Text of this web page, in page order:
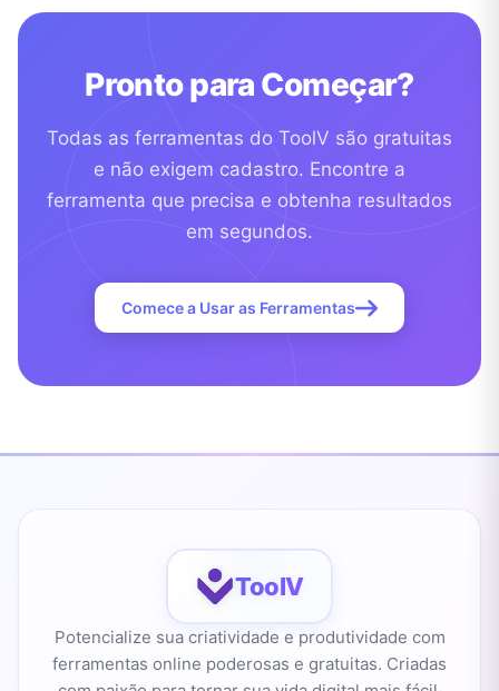
Pronto para Começar?
Todas as ferramentas do ToolV são gratuitas
e não exigem cadastro. Encontre a
ferramenta que precisa e obtenha resultados
em segundos.
Comece a Usar as Ferramentas
ToolV
Potencialize sua criatividade e produtividade com
ferramentas online poderosas e gratuitas. Criadas